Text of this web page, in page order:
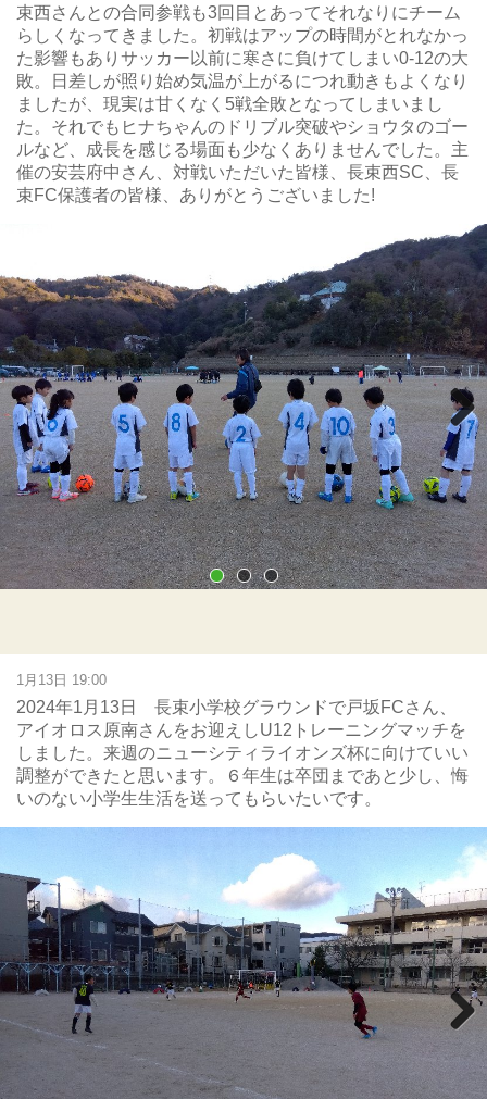
束西さんとの合同参戦も3回目とあってそれなりにチーム
らしくなってきました。初戦はアップの時間がとれなかっ
た影響もありサッカー以前に寒さに負けてしまい0-12の大
敗。日差しが照り始め気温が上がるにつれ動きもよくなり
ましたが、現実は甘くなく5戦全敗となってしまいまし
た。それでもヒナちゃんのドリブル突破やショウタのゴー
ルなど、成長を感じる場面も少なくありませんでした。主
催の安芸府中さん、対戦いただいた皆様、長束西SC、長
束FC保護者の皆様、ありがとうございました!
Next
1月13日 19:00
2024年1月13日 長束小学校グラウンドで戸坂FCさん、
アイオロス原南さんをお迎えしU12トレーニングマッチを
しました。来週のニューシティライオンズ杯に向けていい
調整ができたと思います。６年生は卒団まであと少し、悔
いのない小学生生活を送ってもらいたいです。
Next